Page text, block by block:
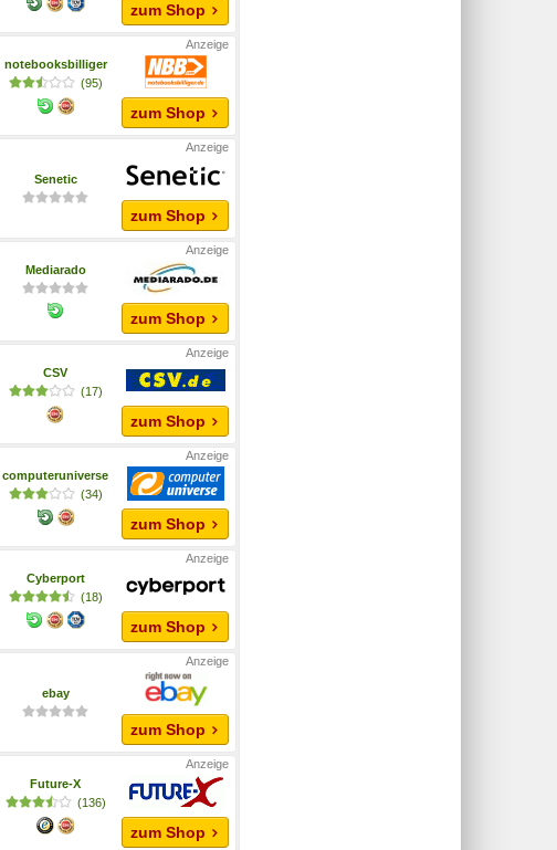
zum Shop
notebooksbilliger
(95)
zum Shop
Senetic
zum Shop
Mediarado
zum Shop
CSV
(17)
zum Shop
computeruniverse
(34)
zum Shop
Cyberport
(18)
zum Shop
ebay
zum Shop
Future-X
(136)
zum Shop